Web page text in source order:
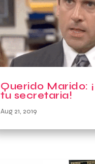
Querido Marido:
tu secretaria!
Aug 21, 2019